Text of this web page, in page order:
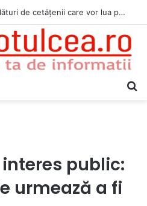
Jandarmii tulceni vor fi alături de cetățenii care vor lua parte la Festivalul Folk Țestos
public:
urmează a fi